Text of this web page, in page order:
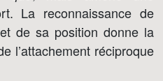
La reconnaissance de
et de sa position donne la
l’attachement réciproque